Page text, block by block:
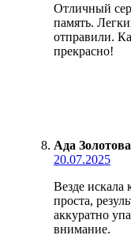
Отличный
память.
отправили.
прекрасно!
Ада Золотова
20.07.2025
Везде искала
проста,
аккуратно
внимание.